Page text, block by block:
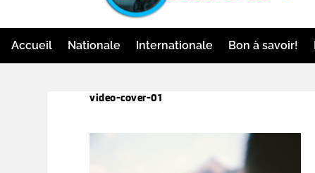
Accueil Nationale Internationale Bon à savoir!
video-cover-01